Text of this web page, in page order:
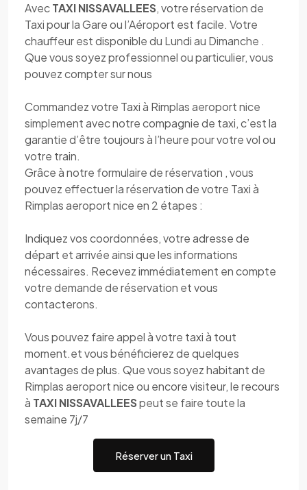
AvecTAXI NISSAVALLEES, votre réservation de
Taxi pour la Gare ou l’Aéroport est facile. Votre
chauffeur est disponible du Lundi au Dimanche .
Que vous soyez professionnel ou particulier, vous
pouvez compter sur nous
Commandez votre Taxi à Rimplas aeroport nice
simplement avec notre compagnie de taxi, c’est la
garantie d’être toujours à l’heure pour votre vol ou
votre train.
Grâce à notre formulaire de réservation , vous
pouvez effectuer la réservation de votre Taxi à
Rimplas aeroport nice en 2 étapes :
Indiquez vos coordonnées, votre adresse de
départ et arrivée ainsi que les informations
nécessaires. Recevez immédiatement en compte
votre demande de réservation et vous
contacterons.
Vous pouvez faire appel à votre taxi à tout
moment.et vous bénéficierez de quelques
avantages de plus. Que vous soyez habitant de
Rimplas aeroport nice ou encore visiteur, le recours
à TAXI NISSAVALLEESpeut se faire toute la
semaine 7j/7
Réserver un Taxi